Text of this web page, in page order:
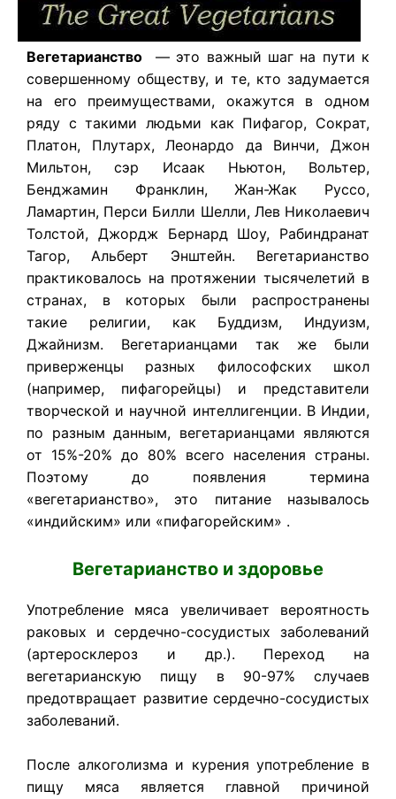
Вегетарианство
— это важный шаг на пути к
совершенному обществу, и те, кто задумается
на его преимуществами, окажутся в одном
ряду с такими людьми как Пифагор, Сократ,
Платон, Плутарх, Леонардо да Винчи, Джон
Мильтон, сэр Исаак Hьютон, Вольтер,
Бенджамин Франклин, Жан-Жак Руссо,
Ламартин, Перси Билли Шелли, Лев Николаевич
Толстой, Джордж Бернард Шоу, Рабиндранат
Тагор, Альберт Энштейн. Вегетарианство
практиковалось на протяжении тысячелетий в
странах, в которых были распространены
такие религии, как Буддизм, Индуизм,
Джайнизм. Вегетарианцами так же были
приверженцы разных философских школ
(например, пифагорейцы) и представители
творческой и научной интеллигенции. В Индии,
по разным данным, вегетарианцами являются
от 15%-20% до 80% всего населения страны.
Поэтому до появления термина
«вегетарианство», это питание называлось
«индийским» или «пифагорейским» .
Вегетарианство и здоровье
Употребление мяса увеличивает вероятность
раковых и сердечно-сосудистых заболеваний
(артеросклероз и др.). Переход на
вегетарианскую пищу в 90-97% случаев
предотвращает развитие сердечно-сосудистых
заболеваний.
После алкоголизма и курения употребление в
пищу мяса является главной причиной